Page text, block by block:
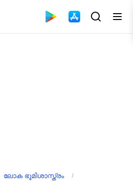
ലോക ഭൂമിശാസ്ത്രം /